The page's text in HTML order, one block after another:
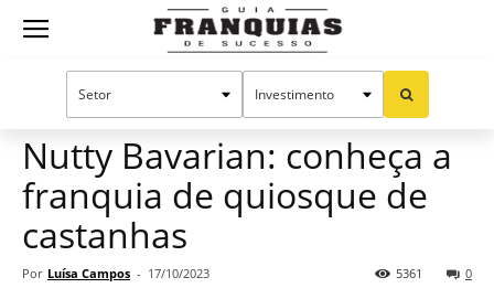
Guia
Mercado de franquias
Nutty Bavarian: conheça a
franquia de quiosque de
castanhas
Por Luísa Campos - 17/10/2023 0
5361